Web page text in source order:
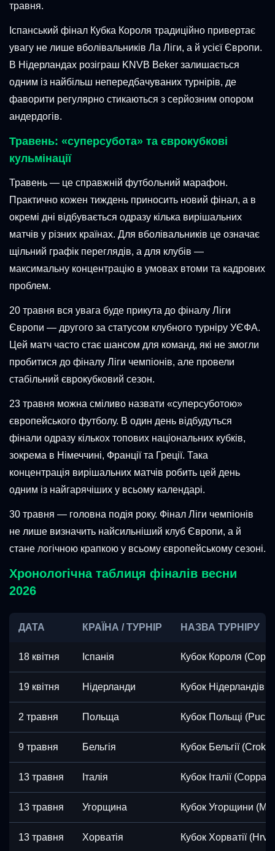
травня.
Іспанський фінал Кубка Короля традиційно привертає
увагу не лише вболівальників Ла Ліги, а й усієї Європи.
В Нідерландах розіграш KNVB Beker залишається
одним із найбільш непередбачуваних турнірів, де
фаворити регулярно стикаються з серйозним опором
андердогів.
Травень: «суперсубота» та єврокубкові
кульмінації
Травень — це справжній футбольний марафон.
Практично кожен тиждень приносить новий фінал, а в
окремі дні відбувається одразу кілька вирішальних
матчів у різних країнах. Для вболівальників це означає
щільний графік переглядів, а для клубів —
максимальну концентрацію в умовах втоми та кадрових
проблем.
20 травня вся увага буде прикута до фіналу Ліги
Європи — другого за статусом клубного турніру УЄФА.
Цей матч часто стає шансом для команд, які не змогли
пробитися до фіналу Ліги чемпіонів, але провели
стабільний єврокубковий сезон.
23 травня можна сміливо назвати «суперсуботою»
європейського футболу. В один день відбудуться
фінали одразу кількох топових національних кубків,
зокрема в Німеччині, Франції та Греції. Така
концентрація вирішальних матчів робить цей день
одним із найгарячіших у всьому календарі.
30 травня — головна подія року. Фінал Ліги чемпіонів
не лише визначить найсильніший клуб Європи, а й
стане логічною крапкою у всьому європейському сезоні.
Хронологічна таблиця фіналів весни
2026
ДАТА КРАЇНА / ТУРНІР НАЗВА ТУРНІРУ
18 квітня Іспанія Кубок Короля (Copa
19 квітня Нідерланди Кубок Нідерландів
2 травня Польща Кубок Польщі
9 травня Бельгія Кубок Бельгії (Croky
13 травня Італія Кубок Італії (Coppa
13 травня Угорщина Кубок Угорщини
13 травня Хорватія Кубок Хорватії